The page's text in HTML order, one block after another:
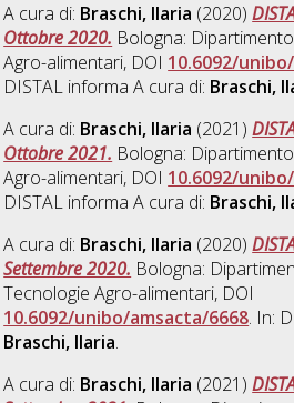
A cura di: Braschi, Ilaria (2020)
Ottobre 2020. Bologna:
Agro-alimentari, DOI 10.6092/
DISTAL informa A cura di: Braschi,
A cura di: Braschi, Ilaria (2021)
Ottobre 2021. Bologna:
Agro-alimentari, DOI 10.6092/
DISTAL informa A cura di: Braschi,
A cura di: Braschi, Ilaria (2020)
Settembre 2020. Bologna:
Tecnologie Agro-alimentari, DOI
10.6092/unibo/amsacta/6668. In:
Braschi, Ilaria.
A cura di: Braschi, Ilaria (2021)